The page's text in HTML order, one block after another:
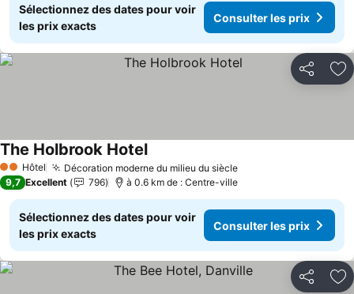
Sélectionnez des dates pour voir
les prix exacts
Consulter les prix
Partager
2 Étoiles
Hôtel Décoration moderne du milieu du siècleConsulter les prix
The Holbrook HotelConsulter les prix
9,7 Excellent 796 à 0.6 km de : Centre-ville
Sélectionnez des dates pour voir
les prix exacts
Consulter les prix
Partager